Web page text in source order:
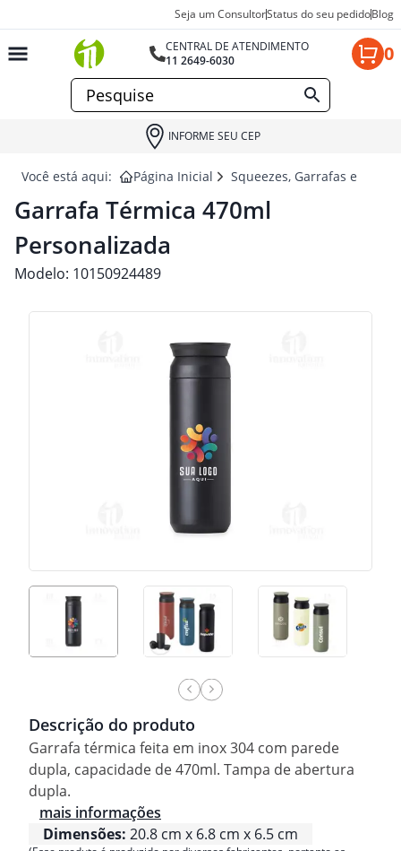
Seja um ConsultorStatus do seu pedidoBlog
CENTRAL DE ATENDIMENTO
11 2649-6030
0
INFORME SEU CEP
Você está aqui: Página Inicial Squeezes, Garrafas e
Garrafa Térmica 470ml
Personalizada
Modelo: 10150924489
Descrição do produto
Garrafa térmica feita em inox 304 com parede
dupla, capacidade de 470ml. Tampa de abertura
dupla.
mais informações
Dimensões: 20.8 cm x 6.8 cm x 6.5 cm